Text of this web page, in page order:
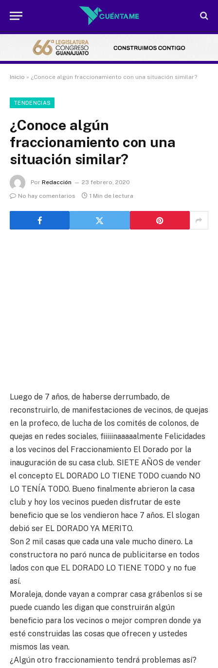
Inicio » ¿Conoce algún fraccionamiento con una situación similar?
TENDENCIAS
¿Conoce algún
fraccionamiento con una
situación similar?
Por Redacción
23 febrero, 2020
No hay comentarios
1 Min de lectura
Luego de 7 años, de haberse derrumbado, de
reconstruirlo, de manifestaciones de vecinos, de quejas
en la profeco, de lucha de los comités de colonos, de
quejas en redes sociales, fiiiiinaaaaalmente Felicidades
a los vecinos del Fraccionamiento El Dorado por la
inauguración de su casa club. SIETE AÑOS de vender
el concepto EL DORADO LO TIENE TODO cuando NO
LO TENÍA TODO. Bueno finalmente abrieron la casa
club y hoy los vecinos pueden disfrutar de este
beneficio que se los vendieron hace 7 años. El slogan
debió ser EL DORADO YA MERITO.
Son 2 mil casas que cada una vale mucho dinero. La
constructora no paró nunca de publicitarse en todos
lados con que EL DORADO LO TIENE TODO y no fue
así.
Moraleja, donde vayan a comprar casa grábenlos si se
puede cuando les digan que construirán algún
beneficio para los vecinos o mejor compren donde ya
esté construidas las cosas que ofrecen y ustedes
mismos las vean.
¿Algún otro fraccionamiento tendrá problemas así?